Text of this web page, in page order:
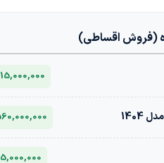
(فروش اقساطی)
1,015,000,000
1,560,000,000
795,000,000